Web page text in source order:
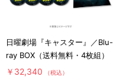
日曜劇場『キャスター』／Blu-
ray BOX（送料無料・4枚組）
￥32,340 （税込）